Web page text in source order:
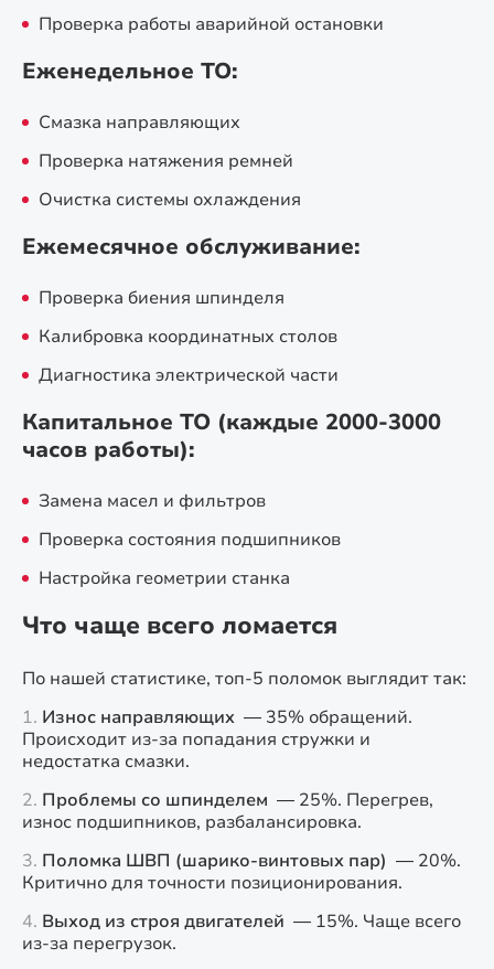
Проверка работы аварийной остановки
Еженедельное ТО:
Смазка направляющих
Проверка натяжения ремней
Очистка системы охлаждения
Ежемесячное обслуживание:
Проверка биения шпинделя
Калибровка координатных столов
Диагностика электрической части
Капитальное ТО (каждые 2000-3000
часов работы):
Замена масел и фильтров
Проверка состояния подшипников
Настройка геометрии станка
Что чаще всего ломается
По нашей статистике, топ-5 поломок выглядит так:
Износ направляющих — 35% обращений.
Происходит из-за попадания стружки и
недостатка смазки.
Проблемы со шпинделем — 25%. Перегрев,
износ подшипников, разбалансировка.
Поломка ШВП (шарико-винтовых пар) — 20%.
Критично для точности позиционирования.
Выход из строя двигателей — 15%. Чаще всего
из-за перегрузок.